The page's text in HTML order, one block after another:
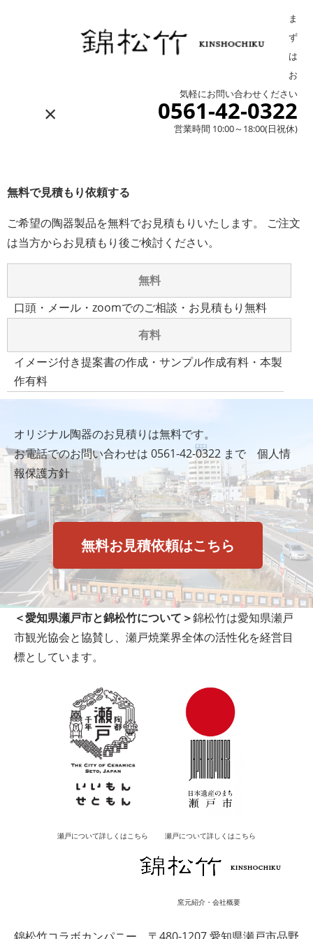
ま
ず
は
お
気軽にお問い合わせください
0561-42-0322
営業時間 10:00～18:00(日祝休)
×
無料で見積もり依頼する
ご希望の陶器製品を無料でお見積もりいたします。 ご注文
は当方からお見積もり後ご検討ください。
無料
口頭・メール・zoomでのご相談・お見積もり無料
有料
イメージ付き提案書の作成・サンプル作成有料・本製
作有料
オリジナル陶器のお見積りは無料です。
お電話でのお問い合わせは 0561-42-0322 まで 個人情
報保護方針
無料お見積依頼はこちら
＜愛知県瀬戸市と錦松竹について＞錦松竹は愛知県瀬戸
市観光協会と協賛し、瀬戸焼業界全体の活性化を経営目
標としています。
瀬戸について詳しくはこちら 瀬戸について詳しくはこちら
窯元紹介・会社概要